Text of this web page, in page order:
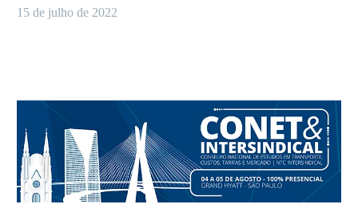
15 de julho de 2022